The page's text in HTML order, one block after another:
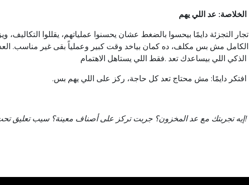
الخلاصة: عد اللي يهم
تجار التجزئة دايمًا بيحسوا بالضغط عشان يحسنوا عملياتهم، يقللوا التكاليف،
الكامل مش بس مكلف، ده كمان بياخد وقت كبير وعملياً بقى غير مناسب.
الذكي اللي بيساعدك تعد .فقط اللي يستاهل الاهتمام
.افتكر دايمًا: مش محتاج تعد كل حاجة، ركز على اللي يهم بس
إيه تجربتك مع عد المخزون؟ جربت تركز على أصناف معينة؟سيب تعليق !